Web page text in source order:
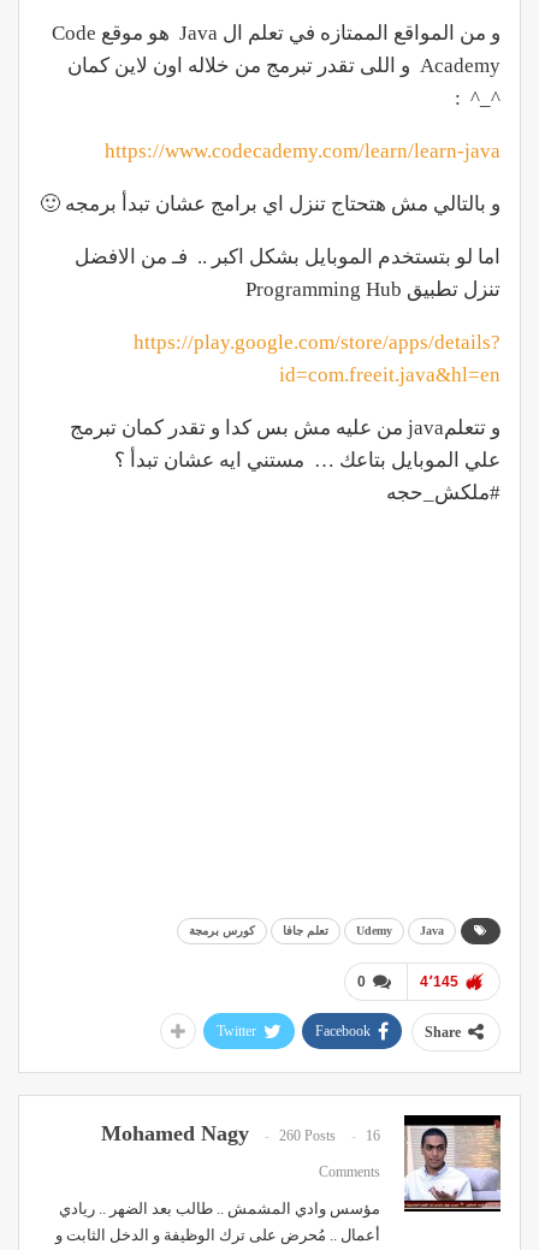
و من المواقع الممتازه في تعلم ال Java هو موقع Code
Academy و اللى تقدر تبرمج من خلاله اون لاين كمان
^_^ :
https://www.codecademy.com/learn/learn-java
و بالتالي مش هتحتاج تنزل اي برامج عشان تبدأ برمجه 🙂
اما لو بتستخدم الموبايل بشكل اكبر .. فـ من الافضل
تنزل تطبيق Programming Hub
https://play.google.com/store/apps/details?
id=com.freeit.java&hl=en
و تتعلمjava من عليه مش بس كدا و تقدر كمان تبرمج
علي الموبايل بتاعك … مستني ايه عشان تبدأ ؟
#ملكش_حجه
Java
Udemy تعلم جافا كورس برمجة
0 4٬145
Share
Facebook
Twitter
Mohamed Nagy 260 Posts 16
Comments
مؤسس وادي المشمش .. طالب بعد الضهر .. ريادي
أعمال .. مُحرض على ترك الوظيفة و الدخل الثابت و